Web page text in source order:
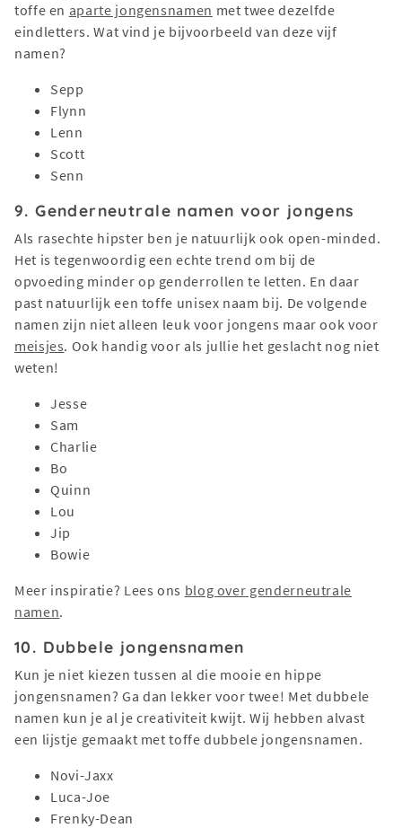
toffe en aparte jongensnamen met twee dezelfde
eindletters. Wat vind je bijvoorbeeld van deze vijf
namen?
Sepp
Flynn
Lenn
Scott
Senn
9. Genderneutrale namen voor jongens
Als rasechte hipster ben je natuurlijk ook open-minded.
Het is tegenwoordig een echte trend om bij de
opvoeding minder op genderrollen te letten. En daar
past natuurlijk een toffe unisex naam bij. De volgende
namen zijn niet alleen leuk voor jongens maar ook voor
meisjes. Ook handig voor als jullie het geslacht nog niet
weten!
Jesse
Sam
Charlie
Bo
Quinn
Lou
Jip
Bowie
Meer inspiratie? Lees ons blog over genderneutrale
namen.
10. Dubbele jongensnamen
Kun je niet kiezen tussen al die mooie en hippe
jongensnamen? Ga dan lekker voor twee! Met dubbele
namen kun je al je creativiteit kwijt. Wij hebben alvast
een lijstje gemaakt met toffe dubbele jongensnamen.
Novi-Jaxx
Luca-Joe
Frenky-Dean